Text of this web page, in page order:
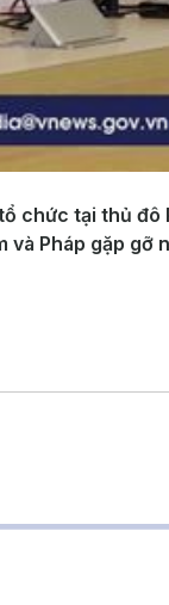
tại thủ đô
Pháp gặp gỡ